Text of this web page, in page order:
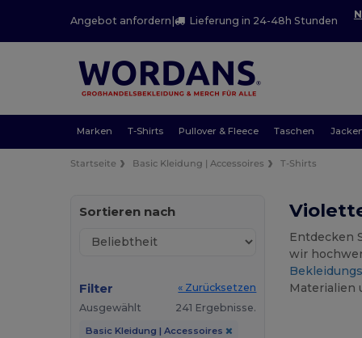
Angebot anfordern | Lieferung in 24-48h Stunden
Marken T-Shirts Pullover & Fleece Taschen
Startseite Basic Kleidung | Accessoires T-Shirts
Sortieren nach
Filter
« Zurücksetzen
Ausgewählt
241 Ergebnisse.
Basic Kleidung | Accessoires
Entdecken
wir
Materialien